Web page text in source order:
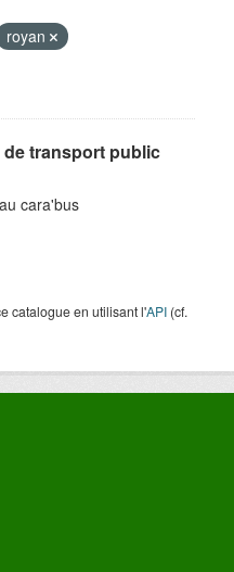
royan
de transport public
cara'bus
catalogue en utilisant l'API (cf.